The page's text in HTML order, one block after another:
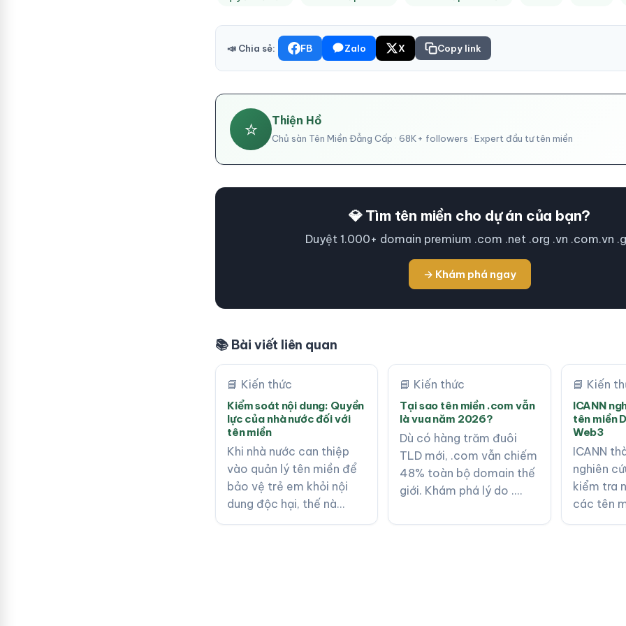
📣 Chia sẻ: FB Zalo X Copy link
⭐ Thiện Hồ
Chủ sàn Tên Miền Đẳng Cấp · 68K+ followers · Expert đầu tư tên miền
💎 Tìm tên miền cho dự án của bạn?
Duyệt 1.000+ domain premium .com .net .org .vn .com.vn
→ Khám phá ngay
📚 Bài viết liên quan
📘 Kiến thức
Kiểm soát nội dung: Quyền
lực của nhà nước đối với
tên miền
Khi nhà nước can thiệp
vào quản lý tên miền để
bảo vệ trẻ em khỏi nội
dung độc hại, thế nà…
📘 Kiến thức
Tại sao tên miền .com vẫn
là vua năm 2026?
Dù có hàng trăm đuôi
TLD mới, .com vẫn chiếm
48% toàn bộ domain thế
giới. Khám phá lý do .…
📘 Kiến
ICANN
tên miền
Web3
ICANN
nghiên
kiểm tra
các tên